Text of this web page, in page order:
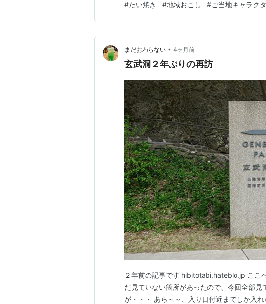
ッピング🎂 去年の夏前から構想、苦節半年
" いのっち焼き " に挑…
#たい焼き #地域おこし #ご当地キャラク
まだおわらない • 4ヶ月前
玄武洞２年ぶりの再訪
２年前の記事です hibitotabi.hateblo.jp ここ
だ見ていない箇所があったので、今回全部見
が・・・ あら～～、入り口付近までしか入